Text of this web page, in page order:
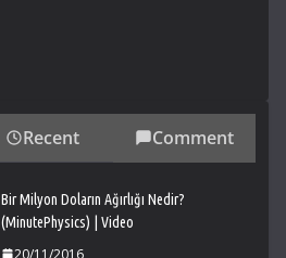
Recent Comment
Bir Milyon Doların Ağırlığı Nedir?
(MinutePhysics) | Video
20/11/2016